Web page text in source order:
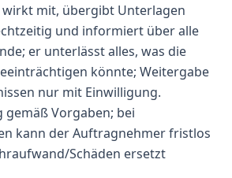
mit, übergibt Unterlagen
und informiert über alle
er unterlässt alles, was die
könnte; Weitergabe
nur mit Einwilligung.
Vorgaben; bei
kann der Auftragnehmer fristlos
Schäden ersetzt